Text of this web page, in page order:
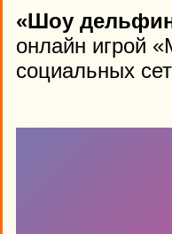
«Шоу
онлайн игрой
социальных